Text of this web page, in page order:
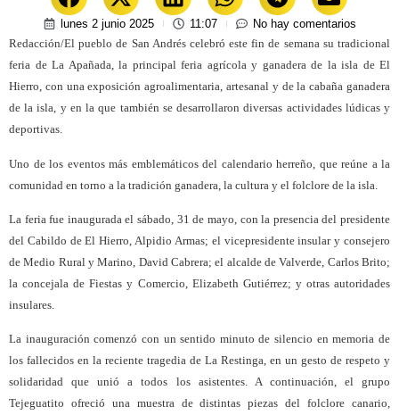
lunes 2 junio 2025 11:07
No hay comentarios
Redacción/El pueblo de San Andrés celebró este fin de semana su tradicional
feria de La Apañada, la principal feria agrícola y ganadera de la isla de El
Hierro, con una exposición agroalimentaria, artesanal y de la cabaña ganadera
de la isla, y en la que también se desarrollaron diversas actividades lúdicas y
deportivas.
Uno de los eventos más emblemáticos del calendario herreño, que reúne a la
comunidad en torno a la tradición ganadera, la cultura y el folclore de la isla.
La feria fue inaugurada el sábado, 31 de mayo, con la presencia del presidente
del Cabildo de El Hierro, Alpidio Armas; el vicepresidente insular y consejero
de Medio Rural y Marino, David Cabrera; el alcalde de Valverde, Carlos Brito;
la concejala de Fiestas y Comercio, Elizabeth Gutiérrez; y otras autoridades
insulares.
La inauguración comenzó con un sentido minuto de silencio en memoria de
los fallecidos en la reciente tragedia de La Restinga, en un gesto de respeto y
solidaridad que unió a todos los asistentes. A continuación, el grupo
Tejeguatito ofreció una muestra de distintas piezas del folclore canario,